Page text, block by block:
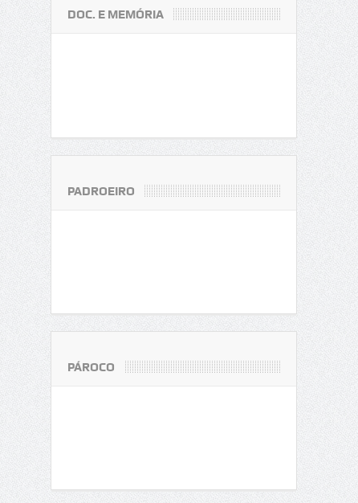
DOC. E MEMÓRIA
PADROEIRO
PÁROCO